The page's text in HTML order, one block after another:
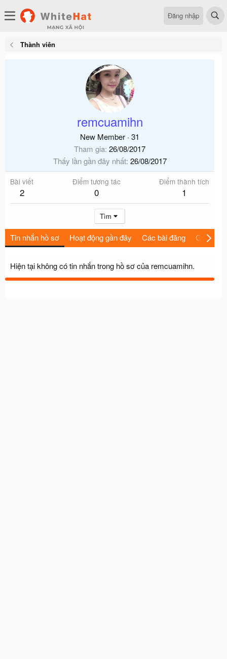
Đăng nhập
Thành viên
remcuamihn
New Member · 31
Tham gia 26/08/2017
Thấy lần gần đây nhất 26/08/2017
Bài viết
2
Điểm tương tác
0
Điểm thành tích
1
Tìm
Tin nhắn hồ sơ Hoạt động gần đây Các bài đăng Giới thiệu
Hiện tại không có tin nhắn trong hồ sơ của remcuamihn.